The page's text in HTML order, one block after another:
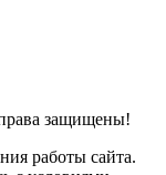
защищены!
работы сайта.